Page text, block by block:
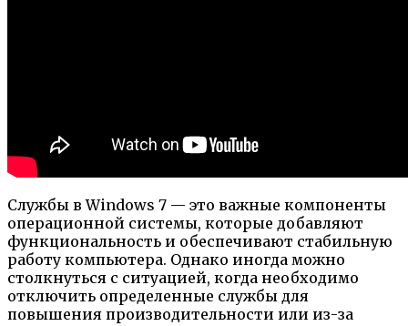
Службы в Windows 7 — это важные компоненты
операционной системы, которые добавляют
функциональность и обеспечивают стабильную
работу компьютера. Однако иногда можно
столкнуться с ситуацией, когда необходимо
отключить определенные службы для
повышения производительности или из-за